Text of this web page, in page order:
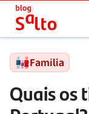
Salto
Família
Quais os